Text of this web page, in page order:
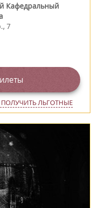
Кафедральный
7
ПОЛУЧИТЬ ЛЬГОТНЫЕ